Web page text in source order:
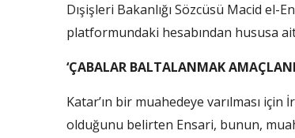
Dışişleri Bakanlığı Sözcüsü Macid
platformundaki hesabından hususa
‘ÇABALAR BALTALANMAK
Katar’ın bir muahedeye varılması
olduğunu belirten Ensari, bunun,